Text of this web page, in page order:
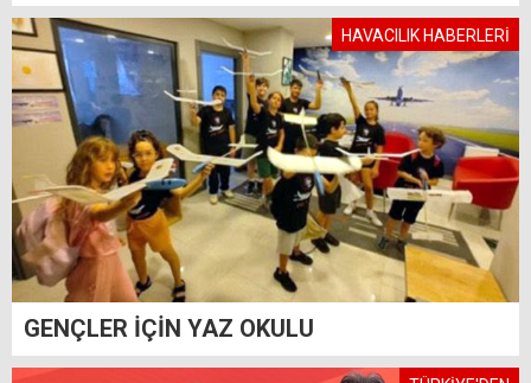
HAVACILIK HABERLERİ
GENÇLER İÇİN YAZ OKULU